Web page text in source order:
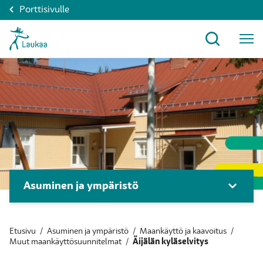
Porttisivulle
Asuminen ja ympäristö
Etusivu / Asuminen ja ympäristö / Maankäyttö ja kaavoitus /
Muut maankäyttösuunnitelmat / Äijälän kyläselvitys